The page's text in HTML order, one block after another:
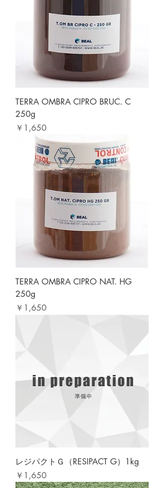
TERRA OMBRA CIPRO BRUC. C
250g
価格
￥1,650
TERRA OMBRA CIPRO NAT. HG
250g
価格
￥1,650
レジパクトＧ（RESIPACT G）1kg
価格
￥1,650